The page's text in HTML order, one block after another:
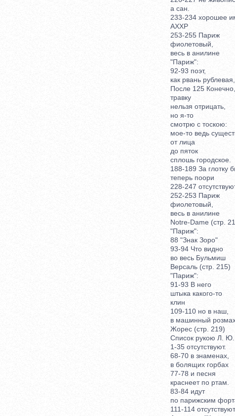
а сан.
233-234 хорошее
АХХР
253-255 Париж
фиолетовый,
весь в анилине
"Париж":
92-93 поэт,
как рвань рублевая,
После 125 Конечно,
травку
нельзя отрицать,
но я-то
смотрю с тоскою:
мое-то ведь
от лица
до пяток
сплошь городское.
188-189 За глотку
теперь поори
228-247
252-253 Париж
фиолетовый,
весь в анилине
Notre-Dame (стр.
"Париж":
88 "Знак Зоро"
93-94 Что видно
во весь Бульмиш
Версаль (стр. 215)
"Париж":
91-93 В него
штыка какого-то
клин
109-110 но в наш,
в машинный
Жорес (стр. 219)
Список рукою Л. Ю.
1-35 отсутствуют.
68-70 в знаменах,
в болящих горбах
77-78 и песня
краснеет по ртам.
83-84 идут
по парижским
111-114